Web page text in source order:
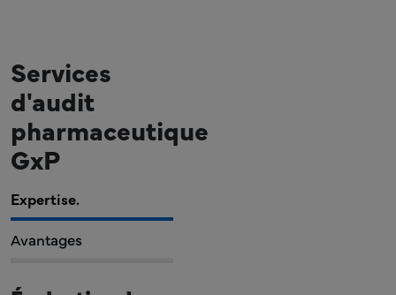
Services
d'audit
pharmaceutique
GxP
Expertise.
Avantages